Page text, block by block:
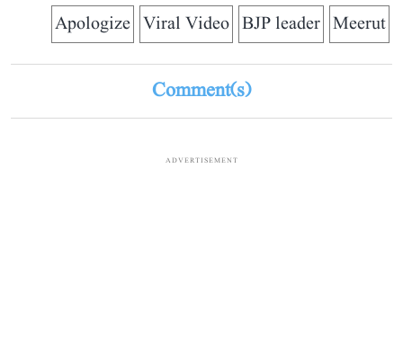
Meerut
BJP leader
Viral Video
Apologize
Comment(s)
ADVERTISEMENT